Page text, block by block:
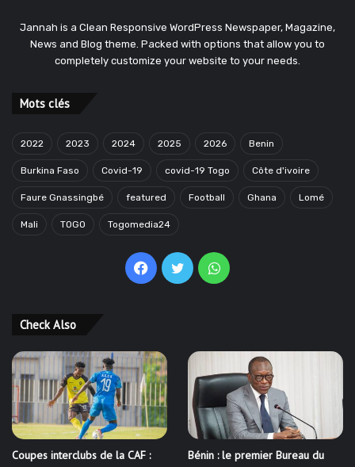
Jannah is a Clean Responsive WordPress Newspaper, Magazine,
News and Blog theme. Packed with options that allow you to
completely customize your website to your needs.
Mots clés
2022 2023 2024 2025 2026 Benin
Burkina Faso Covid-19 covid-19 Togo Côte d'ivoire
Faure Gnassingbé featured Football Ghana Lomé
Mali TOGO Togomedia24
Facebook
TwitterWhatsApp
Check Also
Coupes interclubs de la CAF :
Bénin : le premier Bureau du